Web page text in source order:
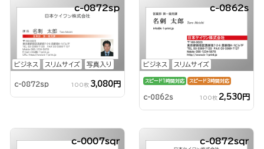
ビジネス スリムサイズ 写真入り
c-0872sp
c-0872sp 100枚 3,080円
ビジネス スリムサイズ
c-0862s
スピード1時間対応 スピード3時間対応
c-0862s 100枚 2,530円
c-0007sqr c-0872sqr